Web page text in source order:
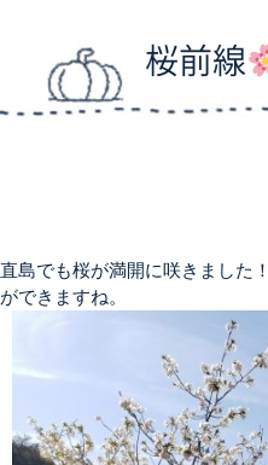
桜前線
直島でも桜が満開に咲きました
ができますね。